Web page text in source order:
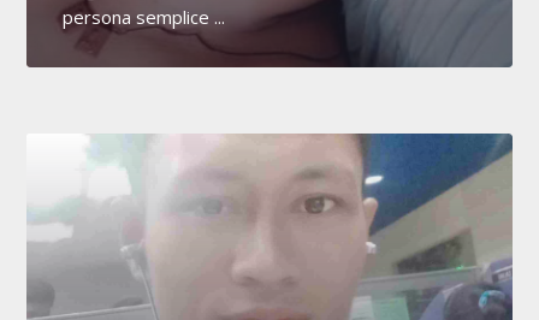
persona semplice ...